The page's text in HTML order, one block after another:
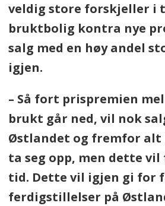
veldig store forskjeller i
bruktbolig kontra nye
salg med en høy andel
igjen.
– Så fort prispremien
brukt går ned, vil nok
Østlandet og fremfor alt
ta seg opp, men dette
tid. Dette vil igjen gi for
ferdigstillelser på